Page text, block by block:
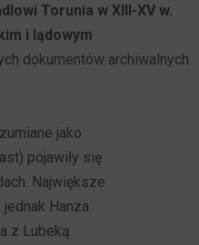
Torunia w XIII-XV w.
i lądowym
dokumentów archiwalnych
jako
pojawiły się
Największe
Hanza
z Lubeką